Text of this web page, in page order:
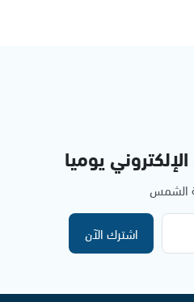
يوميا
الشمس
اشترك الآن